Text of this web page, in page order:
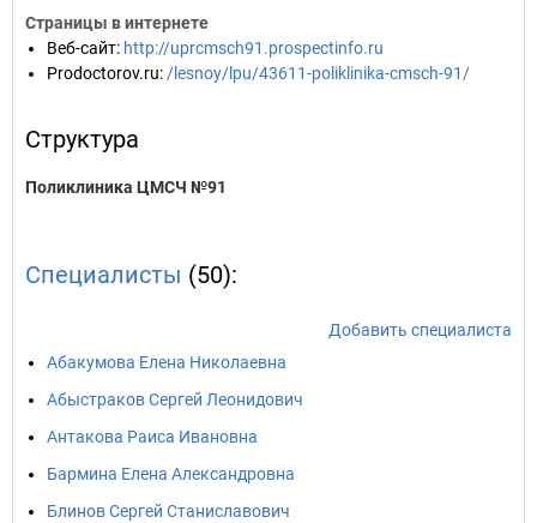
Страницы в интернете
Веб-сайт: http://uprcmsch91.prospectinfo.ru
Prodoctorov.ru: /lesnoy/lpu/43611-poliklinika-cmsch-91/
Структура
Поликлиника ЦМСЧ №91
Специалисты (50):
Добавить специалиста
Абакумова Елена Николаевна
Абыстраков Сергей Леонидович
Антакова Раиса Ивановна
Бармина Елена Александровна
Блинов Сергей Станиславович